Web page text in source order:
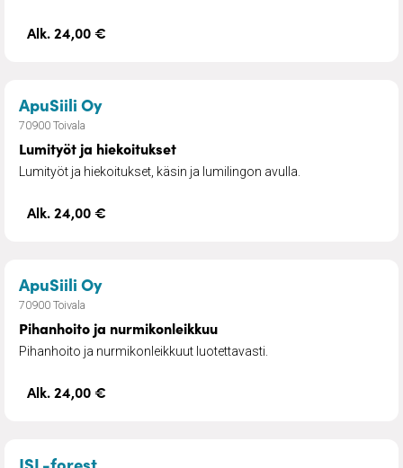
Alk. 24,00 €
ApuSiili Oy– Lumityöt ja hiekoitukset
70900 Toivala
Lumityöt ja hiekoitukset
Lumityöt ja hiekoitukset, käsin ja lumilingon avulla.
Alk. 24,00 €
ApuSiili Oy– Pihanhoito ja nurmikonleikkuu
70900 Toivala
Pihanhoito ja nurmikonleikkuu
Pihanhoito ja nurmikonleikkuut luotettavasti.
Alk. 24,00 €
JSL-forest– Kuivaa koivuklapia kotiin tuotuna